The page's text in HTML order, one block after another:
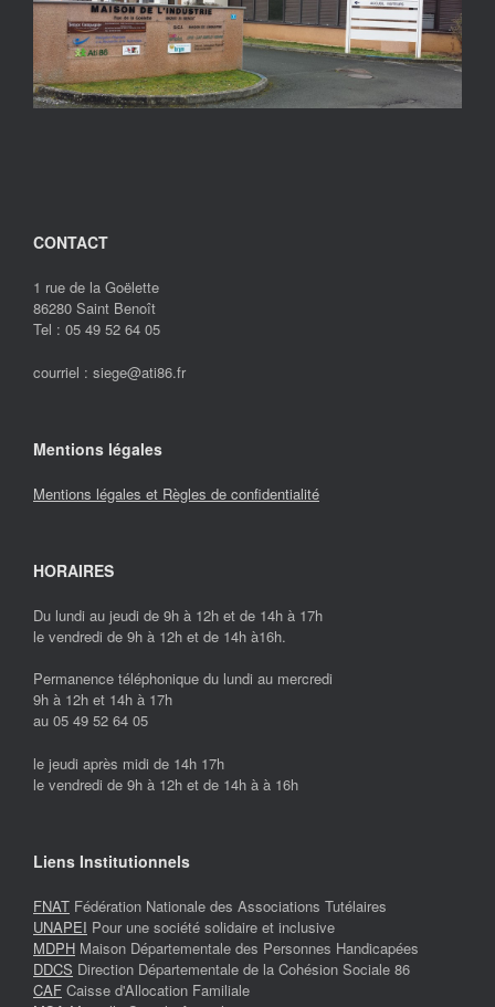
CONTACT
1 rue de la Goëlette
86280 Saint Benoît
Tel : 05 49 52 64 05
courriel : siege@ati86.fr
Mentions légales
Mentions légales et Règles de confidentialité
HORAIRES
Du lundi au jeudi de 9h à 12h et de 14h à 17h
le vendredi de 9h à 12h et de 14h à16h.
Permanence téléphonique du lundi au mercredi
9h à 12h et 14h à 17h
au 05 49 52 64 05
le jeudi après midi de 14h 17h
le vendredi de 9h à 12h et de 14h à à 16h
Liens Institutionnels
FNAT Fédération Nationale des Associations Tutélaires
UNAPEI Pour une société solidaire et inclusive
MDPH Maison Départementale des Personnes Handicapées
DDCS Direction Départementale de la Cohésion Sociale 86
CAF Caisse d'Allocation Familiale